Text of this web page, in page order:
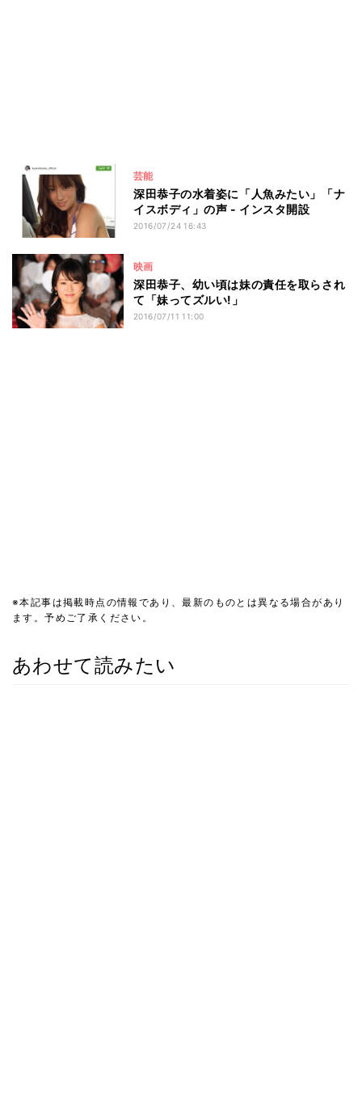
芸能
深田恭子の水着姿に「人魚みたい」「ナ
イスボディ」の声 - インスタ開設
2016/07/24 16:43
映画
深田恭子、幼い頃は妹の責任を取らされ
て「妹ってズルい!」
2016/07/11 11:00
※本記事は掲載時点の情報であり、最新のものとは異なる場合があり
ます。予めご了承ください。
あわせて読みたい